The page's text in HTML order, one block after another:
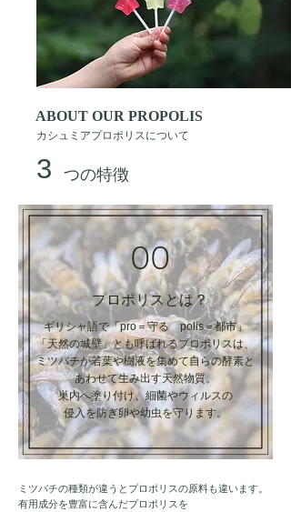
ABOUT OUR PROPOLIS
カシュミアプロポリスについて
3 つの特徴
ギリシャ語で「pro＝守る polis＝都市」
「天然の城壁」とも呼ばれるプロポリスは、
ミツバチが若葉や樹液を集めて自らの酵素と
あわせて生み出す天然物質。
巣内へ塗り付け、細菌やウィルスの
侵入を防ぎ卵や幼虫を守ります。
プロポリスとは？
00
ミツバチの種類が違うとプロポリスの原料も違います。
有用成分を豊富に含んだプロポリスを